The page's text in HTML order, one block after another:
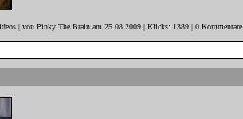
| von Pinky The Brain am 25.08.2009 | Klicks: 1389 | 0 Kommentare